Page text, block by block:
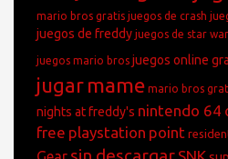
freddy'sfreegratis
mario bros gratis juegos de crash
juegos de freddy juegos de star
juegos mario bros juegos online
jugar mame mario bros
nights at freddy's nintendo 64
free playstation point